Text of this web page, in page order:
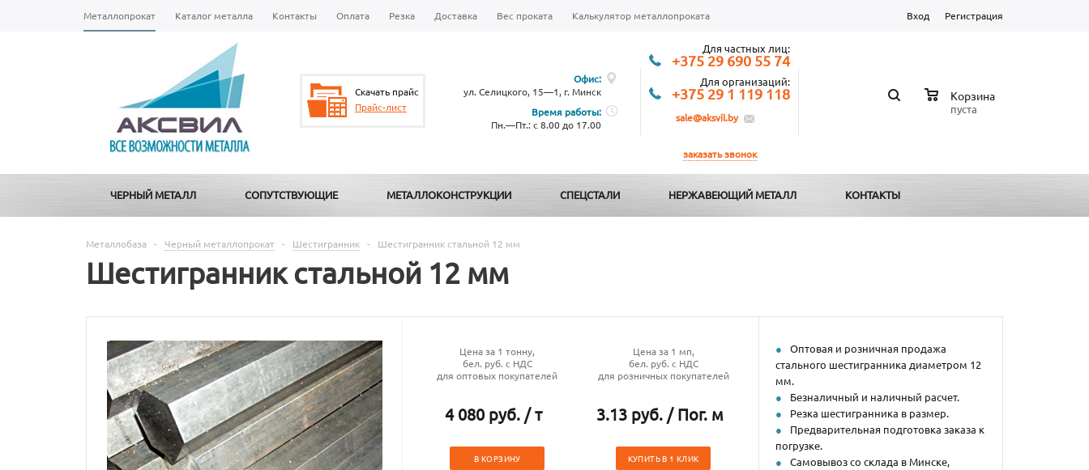
Металлопрокат Каталог металла Контакты Оплата Резка Доставка Вес проката Калькулятор металлопроката Вход Регистрация
Скачать прайс
Прайс-лист
Офис:
ул. Селицкого, 15—1, г. Минск
Время работы:
Пн.—Пт.: с 8.00 до 17.00
Для частных лиц:
+375 29 690 55 74
Для организаций:
+375 29 1 119 118
sale@aksvil.by
заказать звонок
Корзина
пуста
ЧЕРНЫЙ МЕТАЛЛ СОПУТСТВУЮЩИЕ МЕТАЛЛОКОНСТРУКЦИИ СПЕЦСТАЛИ НЕРЖАВЕЮЩИЙ МЕТАЛЛ КОНТАКТЫ
Металлобаза - Черный металлопрокат - Шестигранник - Шестигранник стальной 12 мм
Шестигранник стальной 12 мм
Цена за 1 тонну,
бел. руб. с НДС
для оптовых покупателей
4 080 руб. / т
Цена за 1 мп,
бел. руб. с НДС
для розничных покупателей
3.13 руб. / Пог. м
В КОРЗИНУ КУПИТЬ В 1 КЛИК
Оптовая и розничная продажа
стального шестигранника диаметром 12
мм.
Безналичный и наличный расчет.
Резка шестигранника в размер.
Предварительная подготовка заказа к
погрузке.
Самовывоз со склада в Минске,